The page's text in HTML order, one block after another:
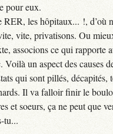
pour eux.
les hôpitaux... !, d’où
vite, privatisons. Ou
associons ce qui rapporte
Voilà un aspect des causes
qui sont pillés, décapités,
Il va falloir finir le
et soeurs, ça ne peut que
tu...